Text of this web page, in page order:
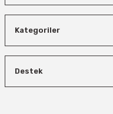
Kategoriler
Destek